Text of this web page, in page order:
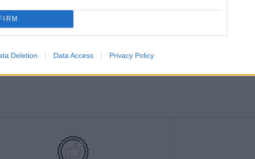
Deletion Data Access Privacy Policy